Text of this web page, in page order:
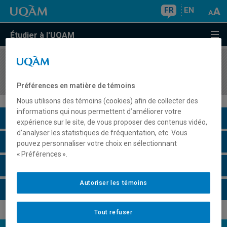
FR EN
Étudier à l'UQAM
COURS//
Description du cours
Horaire - Été 2026
Préférences en matière de témoins
Nous utilisons des témoins (cookies) afin de collecter des
informations qui nous permettent d’améliorer votre
expérience sur le site, de vous proposer des contenus vidéo,
d’analyser les statistiques de fréquentation, etc. Vous
pouvez personnaliser votre choix en sélectionnant
« Préférences ».
Tout refuser
Autoriser les témoins